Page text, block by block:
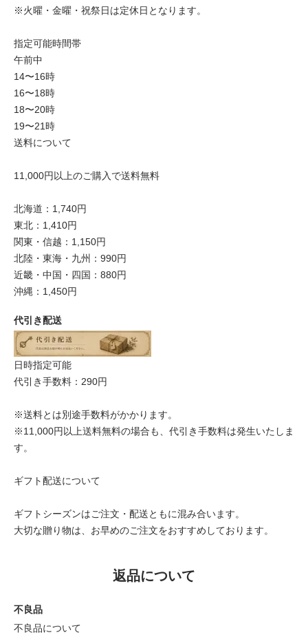
※火曜・金曜・祝祭日は定休日となります。
指定可能時間帯
午前中
14〜16時
16〜18時
18〜20時
19〜21時
送料について
11,000円以上のご購入で送料無料
北海道：1,740円
東北：1,410円
関東・信越：1,150円
北陸・東海・九州：990円
近畿・中国・四国：880円
沖縄：1,450円
代引き配送
日時指定可能
代引き手数料：290円
※送料とは別途手数料がかかります。
※11,000円以上送料無料の場合も、代引き手数料は発生いたしま
す。
ギフト配送について
ギフトシーズンはご注文・配送ともに混み合います。
大切な贈り物は、お早めのご注文をおすすめしております。
返品について
不良品
不良品について